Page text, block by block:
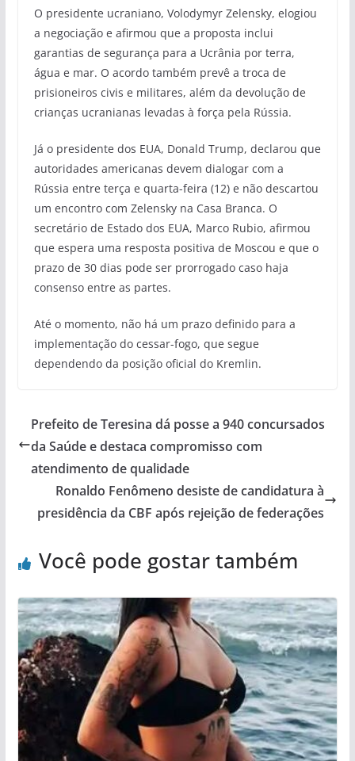
O presidente ucraniano, Volodymyr Zelensky, elogiou
a negociação e afirmou que a proposta inclui
garantias de segurança para a Ucrânia por terra,
água e mar. O acordo também prevê a troca de
prisioneiros civis e militares, além da devolução de
crianças ucranianas levadas à força pela Rússia.
Já o presidente dos EUA, Donald Trump, declarou que
autoridades americanas devem dialogar com a
Rússia entre terça e quarta-feira (12) e não descartou
um encontro com Zelensky na Casa Branca. O
secretário de Estado dos EUA, Marco Rubio, afirmou
que espera uma resposta positiva de Moscou e que o
prazo de 30 dias pode ser prorrogado caso haja
consenso entre as partes.
Até o momento, não há um prazo definido para a
implementação do cessar-fogo, que segue
dependendo da posição oficial do Kremlin.
Prefeito de Teresina dá posse a 940 concursados
da Saúde e destaca compromisso com
atendimento de qualidade
Ronaldo Fenômeno desiste de candidatura à
presidência da CBF após rejeição de federações
Você pode gostar também